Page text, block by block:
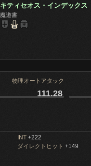
キティセオス・インデックス
魔道書
物理オートアタック
111.28
INT +222
ダイレクトヒット +149